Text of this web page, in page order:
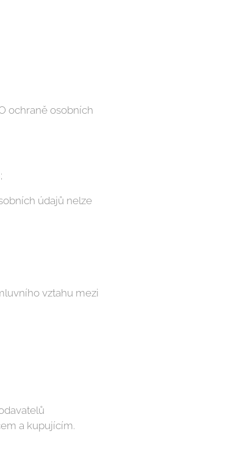
ochraně osobních
údajů nelze
vztahu mezi
a kupujícím.